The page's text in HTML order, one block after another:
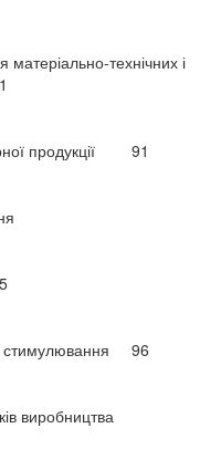
технічних і
продукції 91
стимулювання 96
виробництва